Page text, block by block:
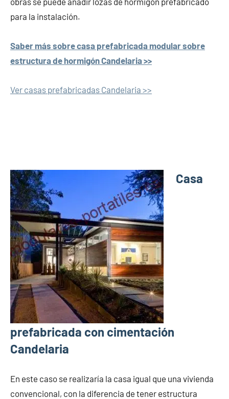
para la instalación.
Saber más sobre casa prefabricada modular sobre
estructura de hormigón Candelaria >>
Ver casas prefabricadas Candelaria >>
Casa
prefabricada con cimentación
Candelaria
En este caso se realizaría la casa igual que una vivienda
convencional, con la diferencia de tener estructura